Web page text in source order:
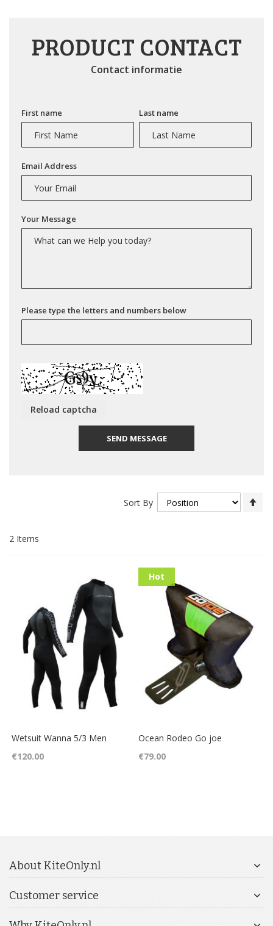
PRODUCT CONTACT
Contact informatie
First name Last name
Email Address
Your Message
Please type the letters and numbers below
Reload captcha
SEND MESSAGE
2 Items
Sort By
Wetsuit Wanna 5/3 Men
€120.00
Hot
Ocean Rodeo Go joe
€79.00
About KiteOnly.nl
Customer service